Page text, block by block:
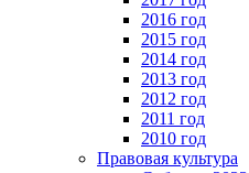
2016 год
2015 год
2014 год
2013 год
2012 год
2011 год
2010 год
Правовая культура